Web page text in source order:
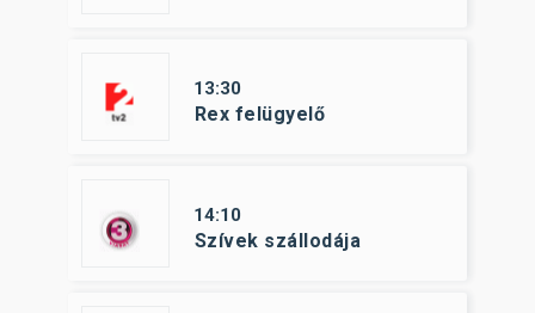
13:30
Rex felügyelő
14:10
Szívek szállodája